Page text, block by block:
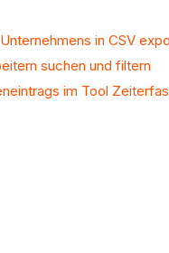
in CSV
suchen und filtern
im Tool